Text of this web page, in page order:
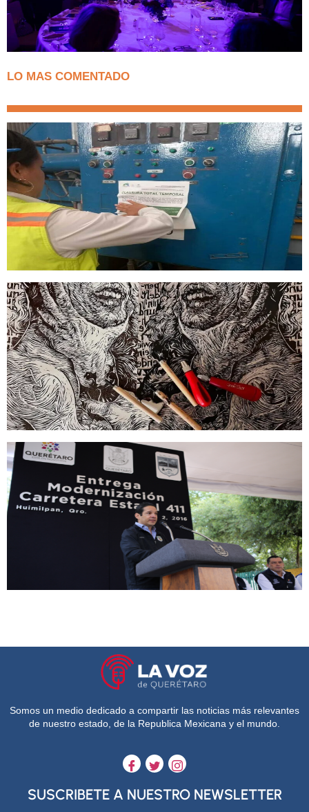
LO MAS COMENTADO
Somos un medio dedicado a compartir las noticias más relevantes
de nuestro estado, de la Republica Mexicana y el mundo.
SUSCRIBETE A NUESTRO NEWSLETTER